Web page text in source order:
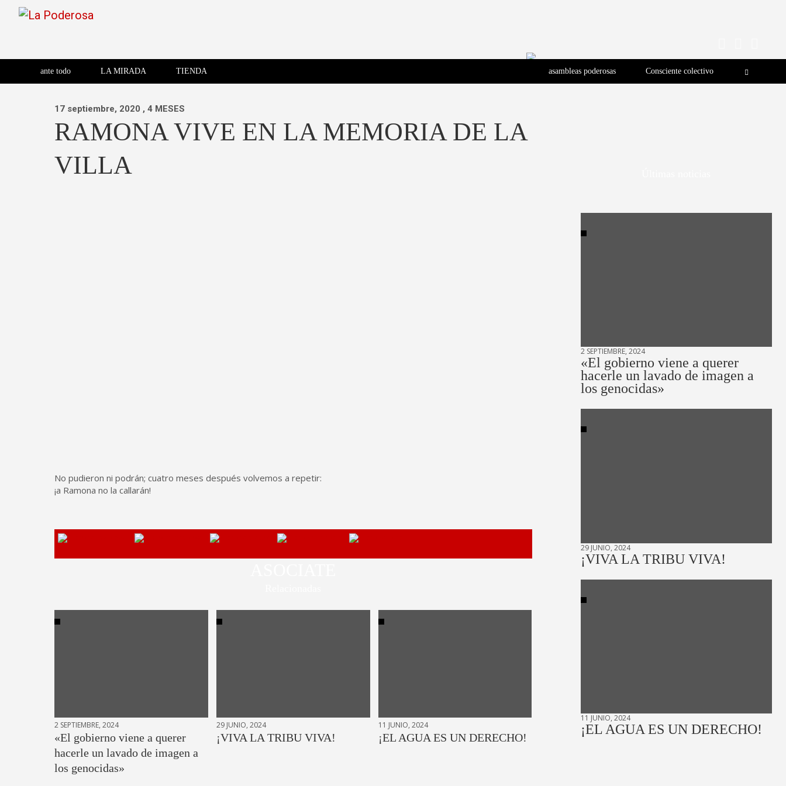
Saltar
La Poderosa
brazo literario del movimiento
La Poderosa
Revista de cultura villera, brazo literario del movimiento La Poderosa.
ante todo LA MIRADA TIENDA asambleas poderosas Consciente colectivo
17 septiembre, 2020 , 4 MESES
RAMONA VIVE EN LA MEMORIA DE LA
VILLA
No pudieron ni podrán; cuatro meses después volvemos a repetir:
¡a Ramona no la callarán!
2 SEPTIEMBRE, 2024
«El gobierno viene a querer
hacerle un lavado de imagen a
los genocidas»
29 JUNIO, 2024
¡VIVA LA TRIBU VIVA!
11 JUNIO, 2024
¡EL AGUA ES UN DERECHO!
2 SEPTIEMBRE, 2024
«El gobierno viene a querer
hacerle un lavado de imagen a
los genocidas»
29 JUNIO, 2024
¡VIVA LA TRIBU VIVA!
11 JUNIO, 2024
¡EL AGUA ES UN DERECHO!